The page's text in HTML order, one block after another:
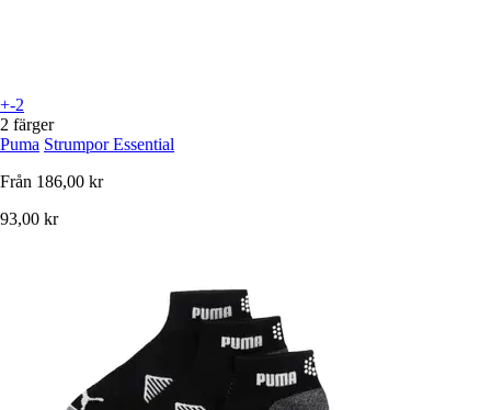
+-2
2 färger
Puma Strumpor Essential
Från 186,00 kr
93,00 kr